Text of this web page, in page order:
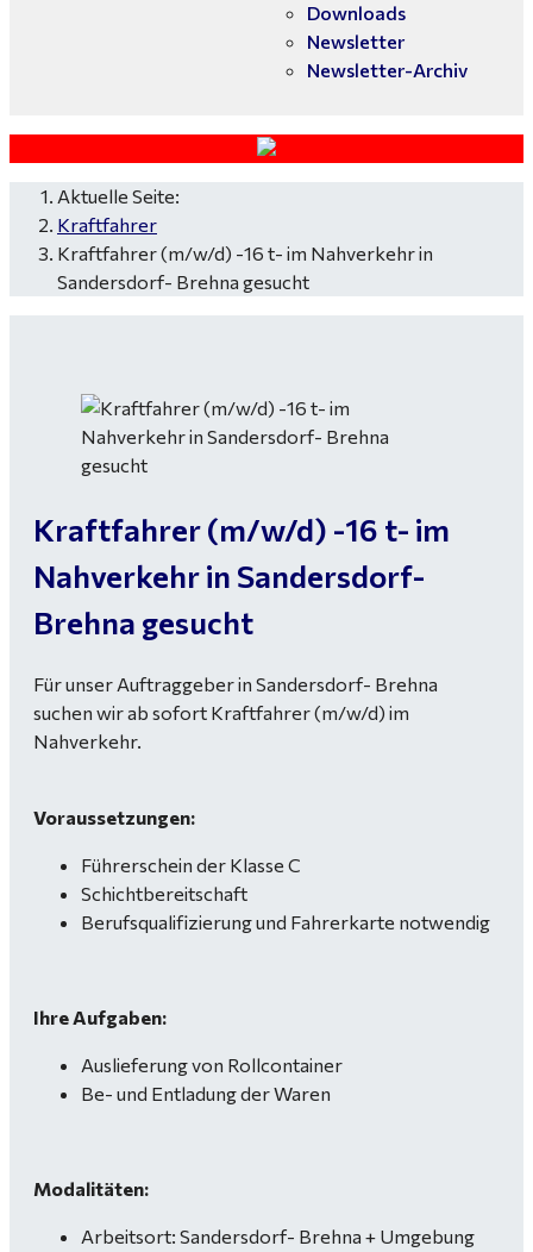
Downloads
Newsletter
Newsletter-Archiv
Aktuelle Seite:
Kraftfahrer
Kraftfahrer (m/w/d) -16 t- im Nahverkehr in
Sandersdorf- Brehna gesucht
Kraftfahrer (m/w/d) -16 t- im
Nahverkehr in Sandersdorf-
Brehna gesucht
Für unser Auftraggeber in Sandersdorf- Brehna
suchen wir ab sofort Kraftfahrer (m/w/d) im
Nahverkehr.
Voraussetzungen:
Führerschein der Klasse C
Schichtbereitschaft
Berufsqualifizierung und Fahrerkarte notwendig
Ihre Aufgaben:
Auslieferung von Rollcontainer
Be- und Entladung der Waren
Modalitäten:
Arbeitsort: Sandersdorf- Brehna + Umgebung